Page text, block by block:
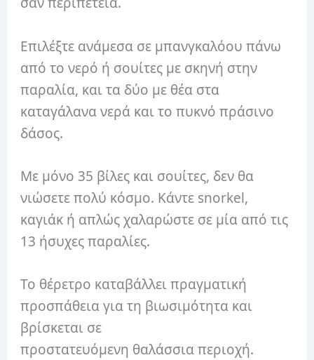
Επιλέξτε ανάμεσα σε μπανγκαλόου πάνω
από το νερό ή σουίτες με σκηνή στην
παραλία, και τα δύο με θέα στα
καταγάλανα νερά και το πυκνό πράσινο
δάσος.
Με μόνο 35 βίλες και σουίτες, δεν θα
νιώσετε πολύ κόσμο. Κάντε snorkel,
καγιάκ ή απλώς χαλαρώστε σε μία από τις
13 ήσυχες παραλίες.
Το θέρετρο καταβάλλει πραγματική
προσπάθεια για τη βιωσιμότητα και
βρίσκεται σε
προστατευόμενη θαλάσσια περιοχή.